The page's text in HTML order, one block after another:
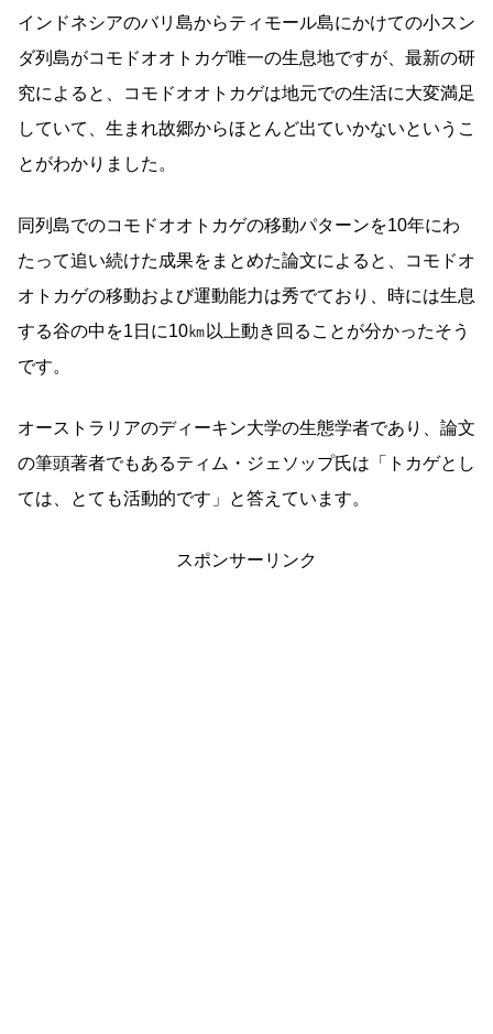
インドネシアのバリ島からティモール島にかけての小スン
ダ列島がコモドオオトカゲ唯一の生息地ですが、最新の研
究によると、コモドオオトカゲは地元での生活に大変満足
していて、生まれ故郷からほとんど出ていかないというこ
とがわかりました。
同列島でのコモドオオトカゲの移動パターンを10年にわ
たって追い続けた成果をまとめた論文によると、コモドオ
オトカゲの移動および運動能力は秀でており、時には生息
する谷の中を1日に10㎞以上動き回ることが分かったそう
です。
オーストラリアのディーキン大学の生態学者であり、論文
の筆頭著者でもあるティム・ジェソップ氏は「トカゲとし
ては、とても活動的です」と答えています。
スポンサーリンク